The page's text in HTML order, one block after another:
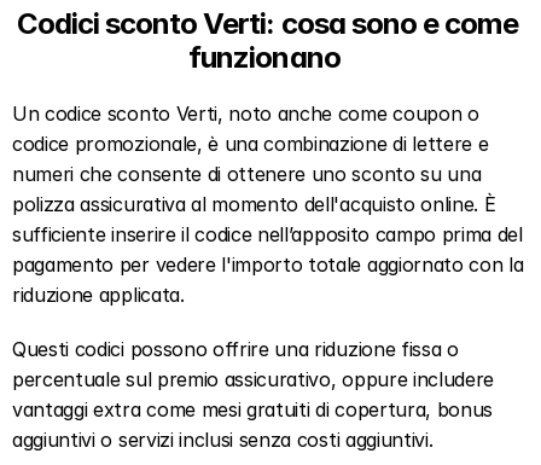
Codici sconto Verti: cosa sono e come
funzionano
Un codice sconto Verti, noto anche come coupon o
codice promozionale, è una combinazione di lettere e
numeri che consente di ottenere uno sconto su una
polizza assicurativa al momento dell'acquisto online. È
sufficiente inserire il codice nell’apposito campo prima del
pagamento per vedere l'importo totale aggiornato con la
riduzione applicata.
Questi codici possono offrire una riduzione fissa o
percentuale sul premio assicurativo, oppure includere
vantaggi extra come mesi gratuiti di copertura, bonus
aggiuntivi o servizi inclusi senza costi aggiuntivi.